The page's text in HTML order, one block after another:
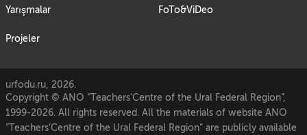
Yarışmalar
Projeler
FoTo&ViDeo
urfodu.ru, 2026.
Copyright © ANO “Teachers’Centre of the Ural Federal Region”,
1999-2026. All rights reserved. All the materials of website ANO
“Teachers’Centre of the Ural Federal Region” are publicly available